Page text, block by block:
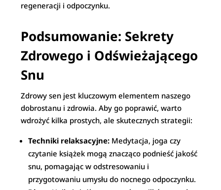
regeneracji i odpoczynku.
Podsumowanie: Sekrety
Zdrowego i Odświeżającego
Snu
Zdrowy sen jest kluczowym elementem naszego
dobrostanu i zdrowia. Aby go poprawić, warto
wdrożyć kilka prostych, ale skutecznych strategii:
Techniki relaksacyjne: Medytacja, joga czy
czytanie książek mogą znacząco podnieść jakość
snu, pomagając w odstresowaniu i
przygotowaniu umysłu do nocnego odpoczynku.